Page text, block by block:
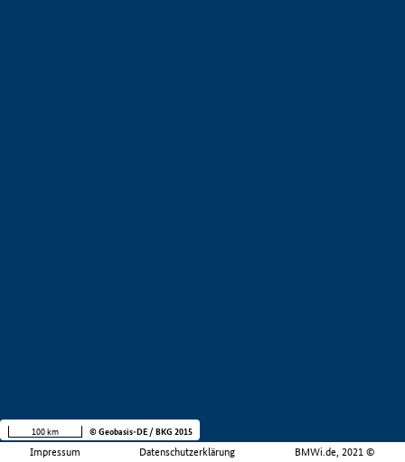
Impressum Datenschutzerklärung BMWi.de, 2021 ©
100 km © Geobasis-DE / BKG 2015